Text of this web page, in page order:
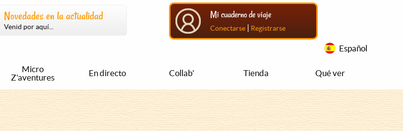
Novedades en la actualidad
Venid por aquí...
Mi cuaderno de viaje
Conectarse | Registrarse
Español
Micro
Z'aventures
En directo Collab' Tienda Qué ver